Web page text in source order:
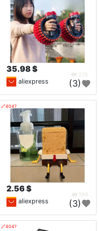
35.98 $
275
aliexpress (3)
🔗404?
2.56 $
199
aliexpress (3)
🔗404?